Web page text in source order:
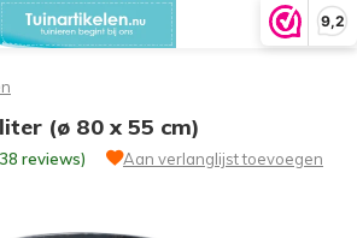
9,2
(ø 80 x 55 cm)
reviews) Aan verlanglijst toevoegen